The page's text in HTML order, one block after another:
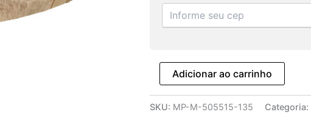
Adicionar ao carrinho
SKU: MP-M-505515-135 Categoria: